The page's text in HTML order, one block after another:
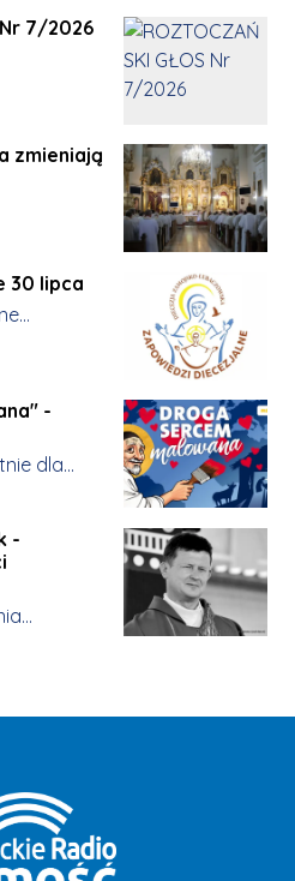
się za rok w
i Ave Maryja!!!!! 🕊️ 🤱
Nr 7/2026
zmieniają
na
się 27
30 lipca
o
-
dla
-
Łukowa artykułu: